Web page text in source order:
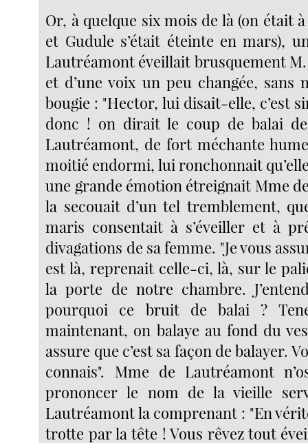
Or, à quelque six mois de là (on était
et Gudule s’était éteinte en mars),
Lautréamont éveillait brusquement
et d’une voix un peu changée, sans
bougie : "Hector, lui disait-elle, c’est
donc ! on dirait le coup de balai
Lautréamont, de fort méchante
moitié endormi, lui ronchonnait
une grande émotion étreignait Mme
la secouait d’un tel tremblement,
maris consentait à s’éveiller et à
divagations de sa femme. "Je vous
est là, reprenait celle-ci, là, sur le
la porte de notre chambre.
pourquoi ce bruit de balai ?
maintenant, on balaye au fond du
assure que c’est sa façon de balayer.
connais". Mme de Lautréamont
prononcer le nom de la vieille
Lautréamont la comprenant : "En
trotte par la tête ! Vous rêvez tout